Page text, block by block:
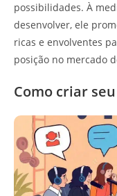
possibilidades. À
desenvolver, ele
ricas e envolventes
posição no mercado
Como criar